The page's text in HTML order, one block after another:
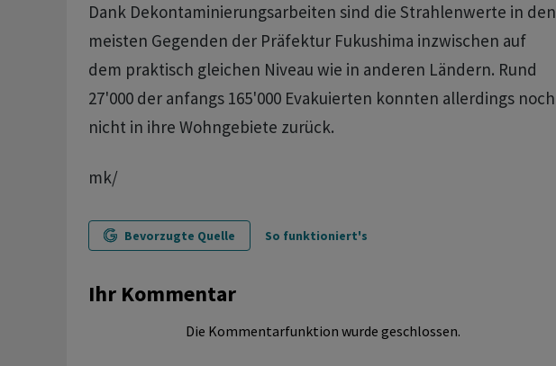
Dank Dekontaminierungsarbeiten sind die Strahlenwerte in den
meisten Gegenden der Präfektur Fukushima inzwischen auf
dem praktisch gleichen Niveau wie in anderen Ländern. Rund
27'000 der anfangs 165'000 Evakuierten konnten allerdings noch
nicht in ihre Wohngebiete zurück.
mk/
Bevorzugte Quelle So funktioniert's
Ihr Kommentar
Die Kommentarfunktion wurde geschlossen.